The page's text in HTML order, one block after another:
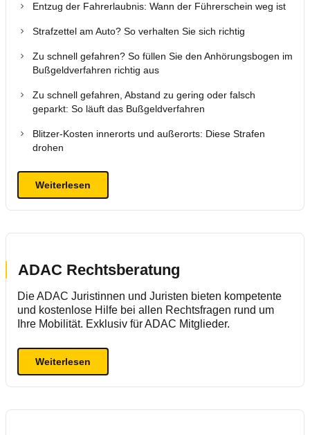
Entzug der Fahrerlaubnis: Wann der Führerschein weg ist
Strafzettel am Auto? So verhalten Sie sich richtig
Zu schnell gefahren? So füllen Sie den Anhörungsbogen im
Bußgeldverfahren richtig aus
Zu schnell gefahren, Abstand zu gering oder falsch
geparkt: So läuft das Bußgeldverfahren
Blitzer-Kosten innerorts und außerorts: Diese Strafen
drohen
Weiterlesen
ADAC Rechtsberatung
Die ADAC Juristinnen und Juristen bieten kompetente
und kostenlose Hilfe bei allen Rechtsfragen rund um
Ihre Mobilität. Exklusiv für ADAC Mitglieder.
Weiterlesen